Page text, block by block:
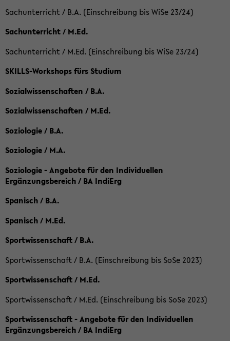
Sachunterricht / B.A. (Einschreibung bis WiSe 23/24)
Sachunterricht / M.Ed.
Sachunterricht / M.Ed. (Einschreibung bis WiSe 23/24)
SKILLS-Workshops fürs Studium
Sozialwissenschaften / B.A.
Sozialwissenschaften / M.Ed.
Soziologie / B.A.
Soziologie / M.A.
Soziologie - Angebote für den Individuellen
Ergänzungsbereich / BA IndiErg
Spanisch / B.A.
Spanisch / M.Ed.
Sportwissenschaft / B.A.
Sportwissenschaft / B.A. (Einschreibung bis SoSe 2023)
Sportwissenschaft / M.Ed.
Sportwissenschaft / M.Ed. (Einschreibung bis SoSe 2023)
Sportwissenschaft - Angebote für den Individuellen
Ergänzungsbereich / BA IndiErg